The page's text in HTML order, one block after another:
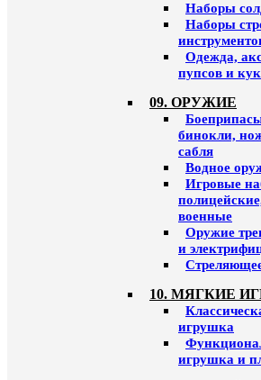
Наборы
Наборы
Одежда,
пупсов и
09. ОРУЖИЕ
бинокли,
сабля
Водное
Игровые
военные
Оружие
и
10. МЯГКИЕ
игрушка
игрушка и